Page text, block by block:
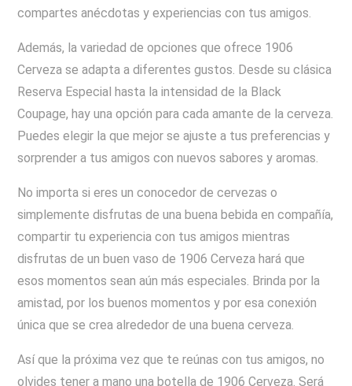
compartes anécdotas y experiencias con tus amigos.
Además, la variedad de opciones que ofrece 1906
Cerveza se adapta a diferentes gustos. Desde su clásica
Reserva Especial hasta la intensidad de la Black
Coupage, hay una opción para cada amante de la cerveza.
Puedes elegir la que mejor se ajuste a tus preferencias y
sorprender a tus amigos con nuevos sabores y aromas.
No importa si eres un conocedor de cervezas o
simplemente disfrutas de una buena bebida en compañía,
compartir tu experiencia con tus amigos mientras
disfrutas de un buen vaso de 1906 Cerveza hará que
esos momentos sean aún más especiales. Brinda por la
amistad, por los buenos momentos y por esa conexión
única que se crea alrededor de una buena cerveza.
Así que la próxima vez que te reúnas con tus amigos, no
olvides tener a mano una botella de 1906 Cerveza. Será